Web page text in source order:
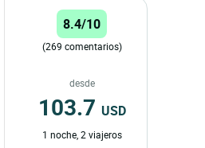
8.4/10
(269 comentarios)
desde
103.7 USD
1 noche, 2 viajeros